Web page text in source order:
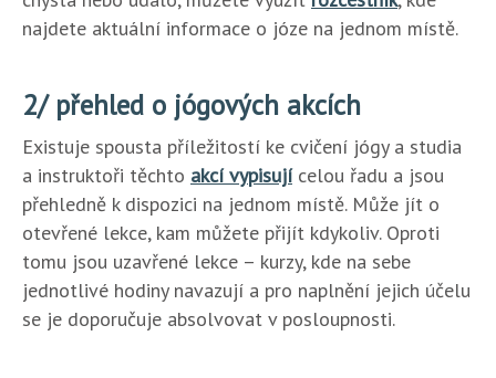
najdete aktuální informace o józe na jednom místě.
2/ přehled o jógových akcích
Existuje spousta příležitostí ke cvičení jógy a studia
a instruktoři těchto akcí vypisujícelou řadu a jsou
přehledně k dispozici na jednom místě. Může jít o
otevřené lekce, kam můžete přijít kdykoliv. Oproti
tomu jsou uzavřené lekce – kurzy, kde na sebe
jednotlivé hodiny navazují a pro naplnění jejich účelu
se je doporučuje absolvovat v posloupnosti.